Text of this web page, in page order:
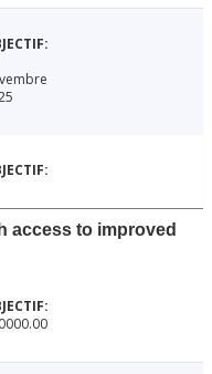
access to improved